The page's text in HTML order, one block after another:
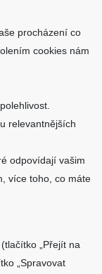
procházení co
cookies nám
relevantnějších
odpovídají vašim
více toho, co máte
„Přejít na
„Spravovat